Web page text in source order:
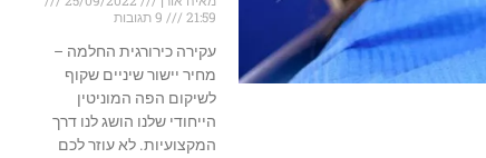
21:59
עקירה כירורגית החלמה –
מחיר יישור שיניים שקוף
לשיקום הפה המוניטין
הייחודי שלנו הושג לנו דרך
המקצועיות. לא עוזר לכם